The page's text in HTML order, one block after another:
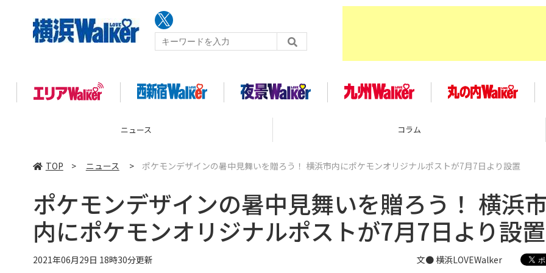
ニュース コラム
TOP > ニュース > ポケモンデザインの暑中見舞いを贈ろう！ 横浜市内にポケモンオリジナルポストが7月7日より設置
ポケモンデザインの暑中見舞いを贈ろう！ 横浜
内にポケモンオリジナルポストが7月7日より設置
2021年06月29日 18時30分更新 文● 横浜LOVEWalker